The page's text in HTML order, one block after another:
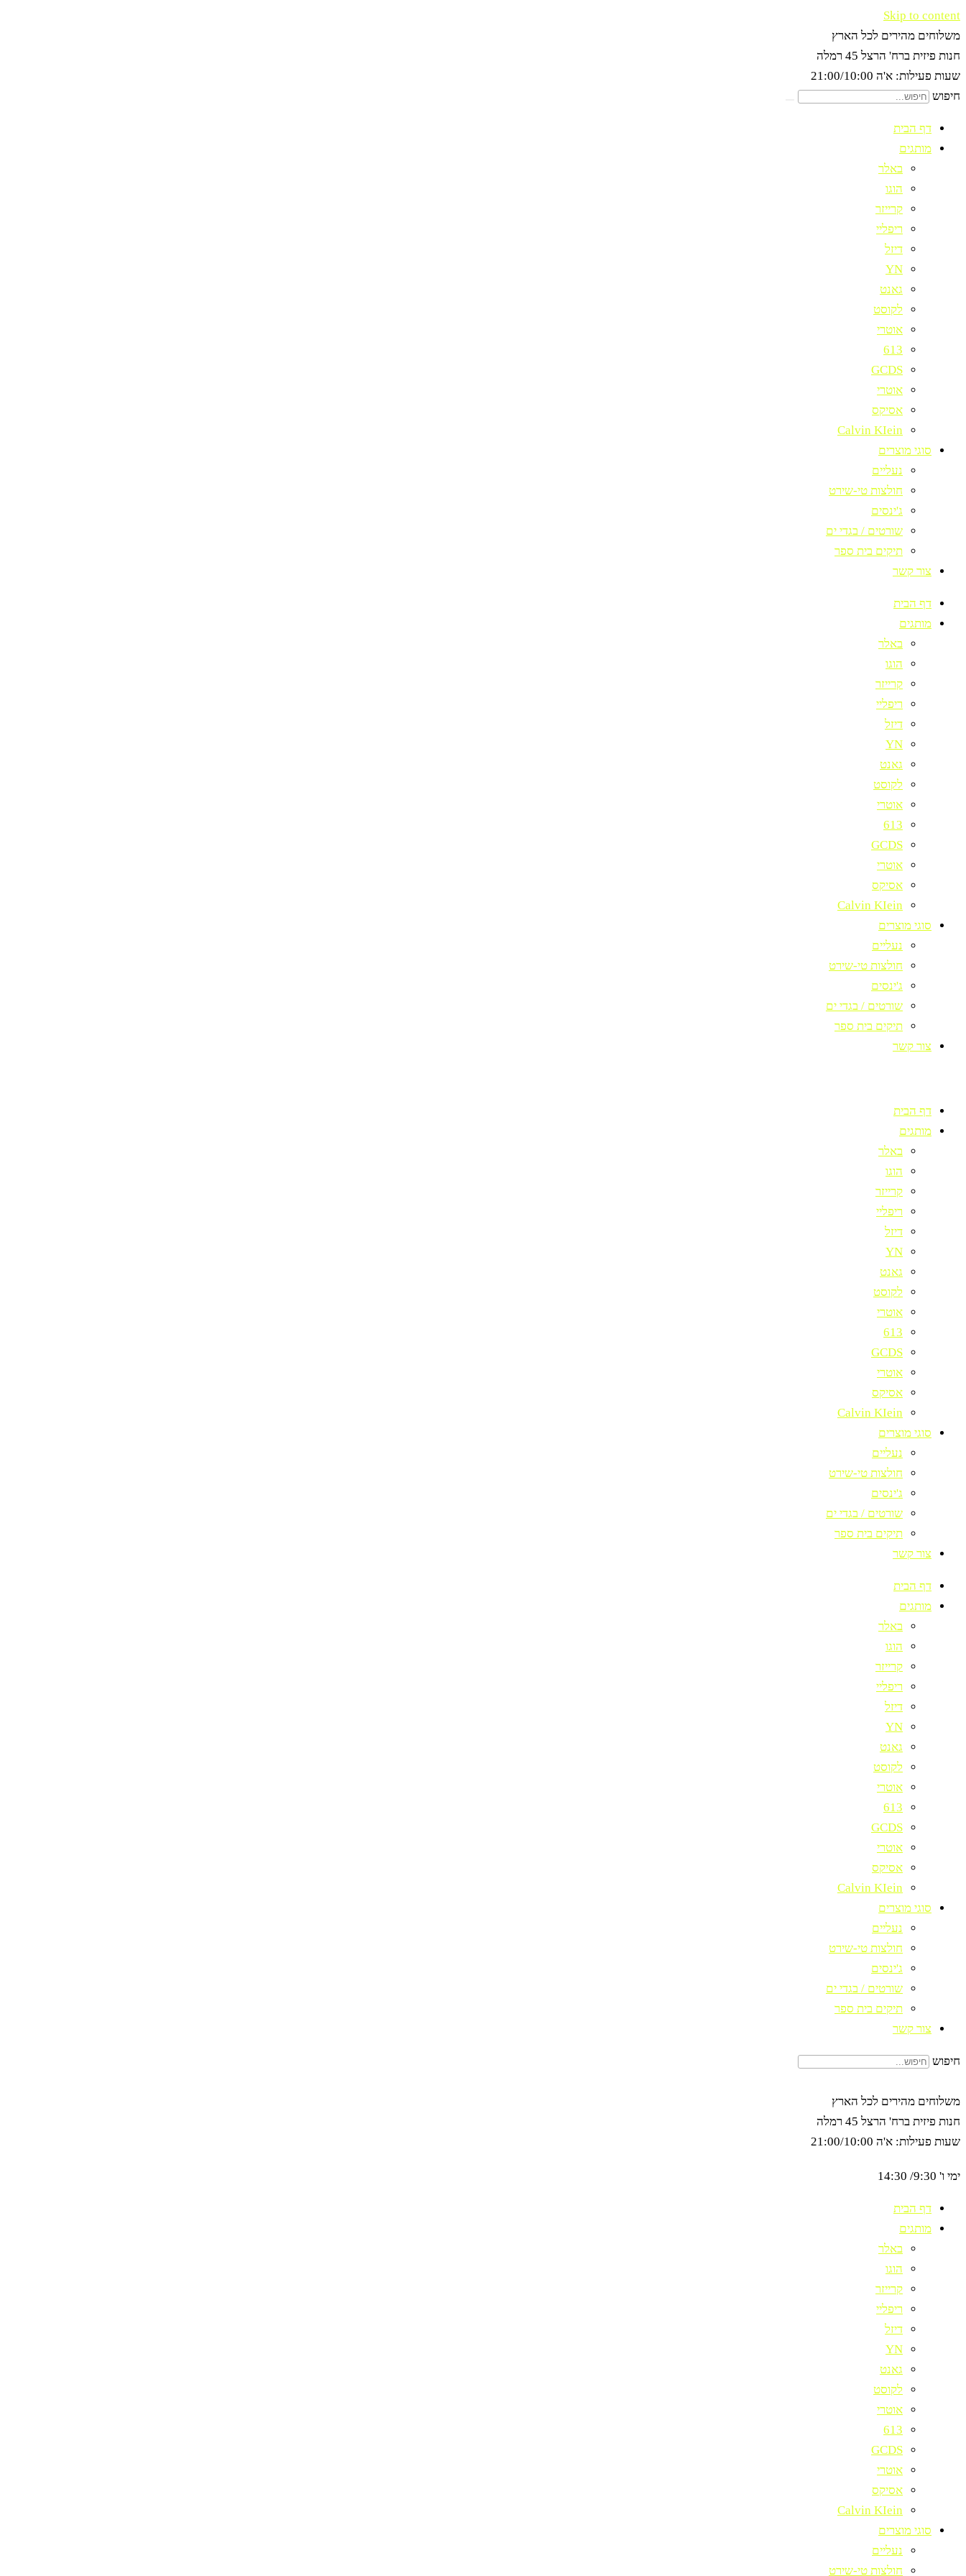
Skip to content
משלוחים מהירים לכל הארץ
חנות פיזית ברח' הרצל 45 רמלה
שעות פעילות: א'ה 21:00/10:00
חיפוש
דף הבית
מותגים
באלר
הוגו
קרייזר
ריפליי
דיזל
YN
גאנט
לקוסט
אוטרי
613
GCDS
אוטרי
אסיקס
Calvin KIein
סוגי מוצרים
נעליים
חולצות טי-שירט
ג'ינסים
שורטים / בגדי ים
תיקים בית ספר
צור קשר
דף הבית
מותגים
באלר
הוגו
קרייזר
ריפליי
דיזל
YN
גאנט
לקוסט
אוטרי
613
GCDS
אוטרי
אסיקס
Calvin KIein
סוגי מוצרים
נעליים
חולצות טי-שירט
ג'ינסים
שורטים / בגדי ים
תיקים בית ספר
צור קשר
דף הבית
מותגים
באלר
הוגו
קרייזר
ריפליי
דיזל
YN
גאנט
לקוסט
אוטרי
613
GCDS
אוטרי
אסיקס
Calvin KIein
סוגי מוצרים
נעליים
חולצות טי-שירט
ג'ינסים
שורטים / בגדי ים
תיקים בית ספר
צור קשר
דף הבית
מותגים
באלר
הוגו
קרייזר
ריפליי
דיזל
YN
גאנט
לקוסט
אוטרי
613
GCDS
אוטרי
אסיקס
Calvin KIein
סוגי מוצרים
נעליים
חולצות טי-שירט
ג'ינסים
שורטים / בגדי ים
תיקים בית ספר
צור קשר
חיפוש
משלוחים מהירים לכל הארץ
חנות פיזית ברח' הרצל 45 רמלה
שעות פעילות: א'ה 21:00/10:00
ימי ו' 9:30/ 14:30
דף הבית
מותגים
באלר
הוגו
קרייזר
ריפליי
דיזל
YN
גאנט
לקוסט
אוטרי
613
GCDS
אוטרי
אסיקס
Calvin KIein
סוגי מוצרים
נעליים
חולצות טי-שירט